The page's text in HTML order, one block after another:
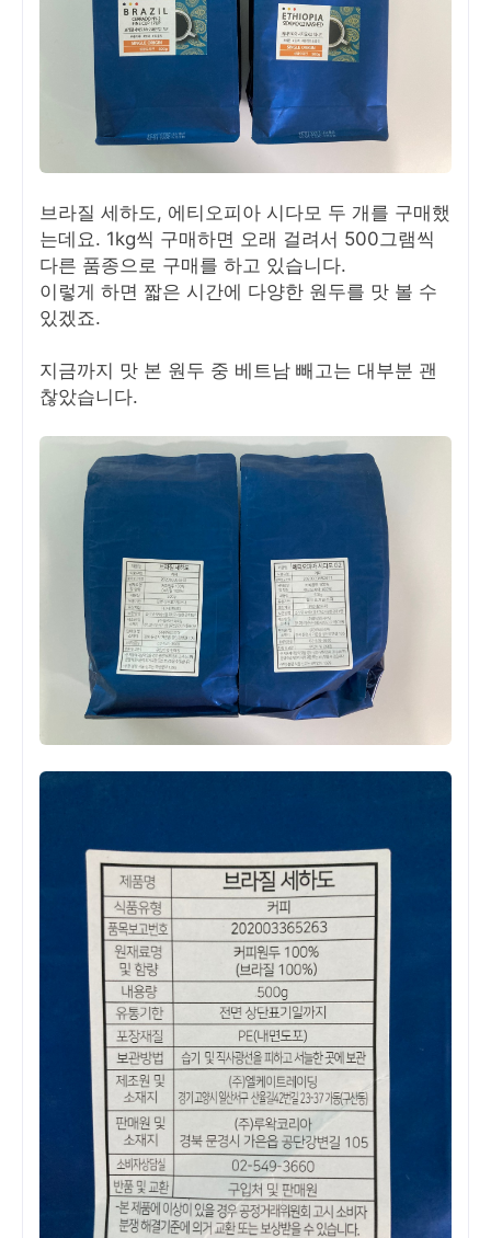
브라질 세하도, 에티오피아 시다모 두 개를 구매했
는데요. 1kg씩 구매하면 오래 걸려서 500그램씩
다른 품종으로 구매를 하고 있습니다.
이렇게 하면 짧은 시간에 다양한 원두를 맛 볼 수
있겠죠.
지금까지 맛 본 원두 중 베트남 빼고는 대부분 괜
찮았습니다.